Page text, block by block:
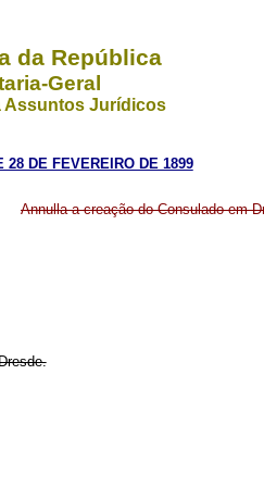
da República
Geral
Assuntos Jurídicos
28 DE FEVEREIRO DE 1899
Annulla a creação do Consulado em